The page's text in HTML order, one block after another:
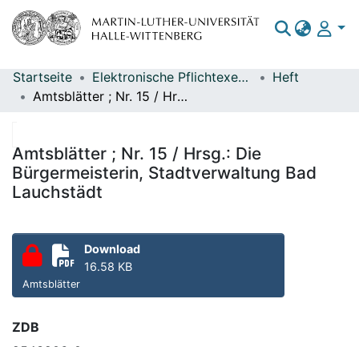
Bereiche & Sammlungen
Statistiken
Startseite Elektronische Pflichtexemplare
Heft
Amtsblätter ; Nr. 15 / Hrsg.: Die Bürgermeisterin, Stadtverwaltung Bad Lauchstädt
Amtsblätter ; Nr. 15 / Hrsg.: Die
Bürgermeisterin, Stadtverwaltung Bad
Lauchstädt
Download
16.58 KB
Amtsblätter
ZDB